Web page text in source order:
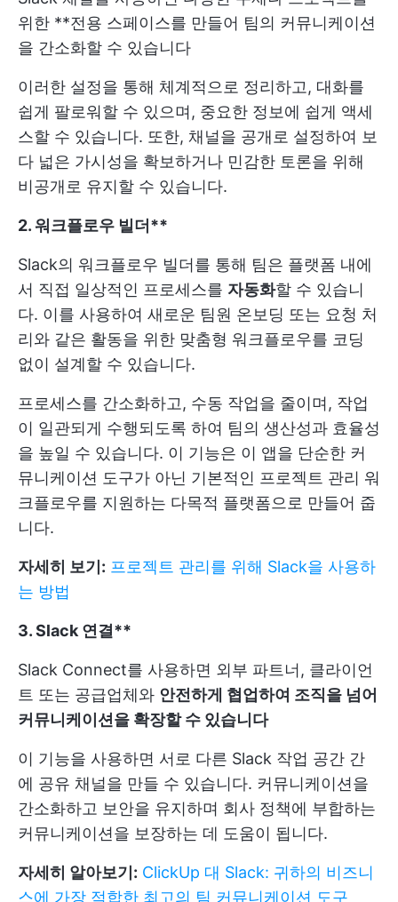
위한 **전용 스페이스를 만들어 팀의 커뮤니케이션
을 간소화할 수 있습니다
이러한 설정을 통해 체계적으로 정리하고, 대화를
쉽게 팔로워할 수 있으며, 중요한 정보에 쉽게 액세
스할 수 있습니다. 또한, 채널을 공개로 설정하여 보
다 넓은 가시성을 확보하거나 민감한 토론을 위해
비공개로 유지할 수 있습니다.
2. 워크플로우 빌더**
Slack의 워크플로우 빌더를 통해 팀은 플랫폼 내에
서 직접 일상적인 프로세스를 자동화할 수 있습니
다. 이를 사용하여 새로운 팀원 온보딩 또는 요청 처
리와 같은 활동을 위한 맞춤형 워크플로우를 코딩
없이 설계할 수 있습니다.
프로세스를 간소화하고, 수동 작업을 줄이며, 작업
이 일관되게 수행되도록 하여 팀의 생산성과 효율성
을 높일 수 있습니다. 이 기능은 이 앱을 단순한 커
뮤니케이션 도구가 아닌 기본적인 프로젝트 관리 워
크플로우를 지원하는 다목적 플랫폼으로 만들어 줍
니다.
자세히 보기: 프로젝트 관리를 위해 Slack을 사용하
는 방법
3. Slack 연결**
Slack Connect를 사용하면 외부 파트너, 클라이언
트 또는 공급업체와 안전하게 협업하여 조직을 넘어
커뮤니케이션을 확장할 수 있습니다
이 기능을 사용하면 서로 다른 Slack 작업 공간 간
에 공유 채널을 만들 수 있습니다. 커뮤니케이션을
간소화하고 보안을 유지하며 회사 정책에 부합하는
커뮤니케이션을 보장하는 데 도움이 됩니다.
자세히 알아보기: ClickUp 대 Slack: 귀하의 비즈니
스에 가장 적합한 최고의 팀 커뮤니케이션 도구